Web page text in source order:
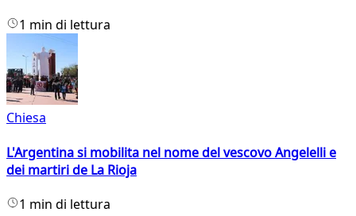
1 min di lettura
Chiesa
L'Argentina si mobilita nel nome del vescovo Angelelli e
dei martiri de La Rioja
1 min di lettura